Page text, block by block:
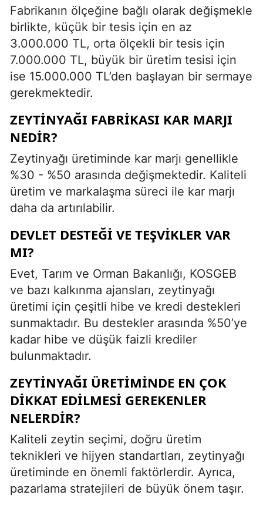
Fabrikanın ölçeğine bağlı olarak değişmekle
birlikte, küçük bir tesis için en az
3.000.000 TL, orta ölçekli bir tesis için
7.000.000 TL, büyük bir üretim tesisi için
ise 15.000.000 TL’den başlayan bir sermaye
gerekmektedir.
ZEYTINYAĞI FABRIKASI KAR MARJI
NEDIR?
Zeytinyağı üretiminde kar marjı genellikle
%30 - %50 arasında değişmektedir. Kaliteli
üretim ve markalaşma süreci ile kar marjı
daha da artırılabilir.
DEVLET DESTEĞI VE TEŞVIKLER VAR
MI?
Evet, Tarım ve Orman Bakanlığı, KOSGEB
ve bazı kalkınma ajansları, zeytinyağı
üretimi için çeşitli hibe ve kredi destekleri
sunmaktadır. Bu destekler arasında %50’ye
kadar hibe ve düşük faizli krediler
bulunmaktadır.
ZEYTINYAĞI ÜRETIMINDE EN ÇOK
DIKKAT EDILMESI GEREKENLER
NELERDIR?
Kaliteli zeytin seçimi, doğru üretim
teknikleri ve hijyen standartları, zeytinyağı
üretiminde en önemli faktörlerdir. Ayrıca,
pazarlama stratejileri de büyük önem taşır.